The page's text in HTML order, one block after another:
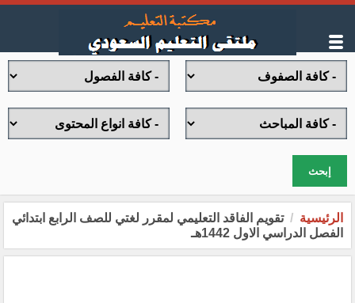
إبحث
الرئيسية
تقويم الفاقد التعليمي لمقرر لغتي للصف الرابع ابتدائي
الفصل الدراسي الاول 1442هـ